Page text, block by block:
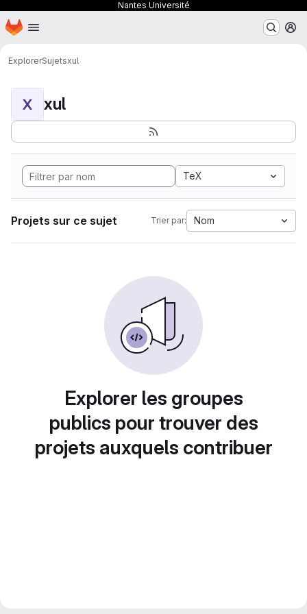
Nantes Université
Passer au contenu principal
Page d'accueil
ExplorerSujetsxul
X xul
TeX
Projets sur ce sujet Trier par: Nom
Explorer les groupes
publics pour trouver des
projets auxquels contribuer